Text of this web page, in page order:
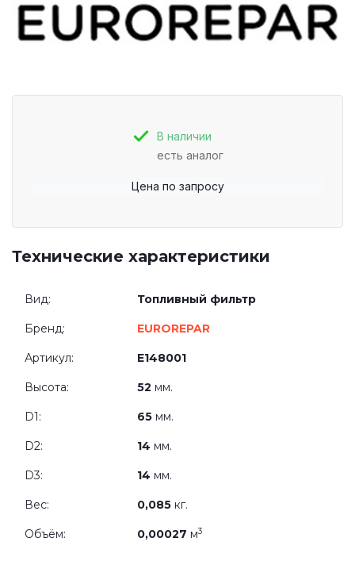
В наличии
есть аналог
Цена по запросу
Технические характеристики
Вид: Топливный фильтр
Бренд: EUROREPAR
Артикул: E148001
Высота: 52 мм.
D1: 65 мм.
D2: 14 мм.
D3: 14 мм.
Вес: 0,085 кг.
Объём: 0,00027 м3